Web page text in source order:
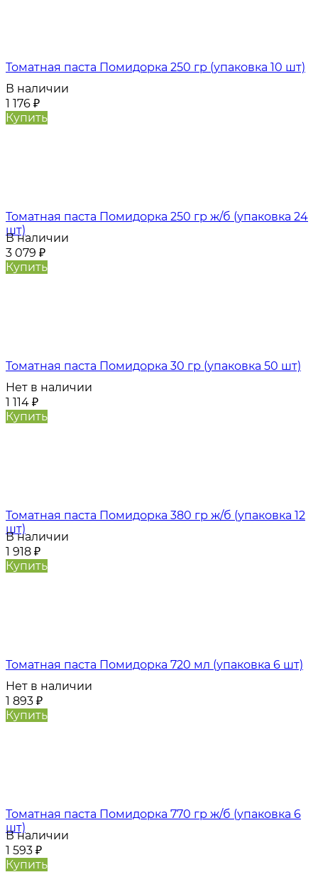
Томатная паста Помидорка 250 гр (упаковка 10 шт)
В наличии
1 176 ₽
Купить
Томатная паста Помидорка 250 гр ж/б (упаковка 24
шт)
В наличии
3 079 ₽
Купить
Томатная паста Помидорка 30 гр (упаковка 50 шт)
Нет в наличии
1 114 ₽
Купить
Томатная паста Помидорка 380 гр ж/б (упаковка 12
шт)
В наличии
1 918 ₽
Купить
Томатная паста Помидорка 720 мл (упаковка 6 шт)
Нет в наличии
1 893 ₽
Купить
Томатная паста Помидорка 770 гр ж/б (упаковка 6
шт)
В наличии
1 593 ₽
Купить